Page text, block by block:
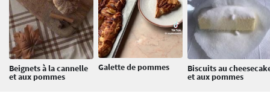
Beignets à la cannelle
et aux pommes
Galette de pommes Biscuits au
et aux pommes